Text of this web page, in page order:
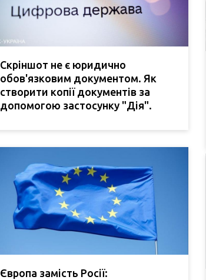
Скріншот не є юридично
обов'язковим документом. Як
створити копії документів за
допомогою застосунку "Дія".
Європа замість Росії: